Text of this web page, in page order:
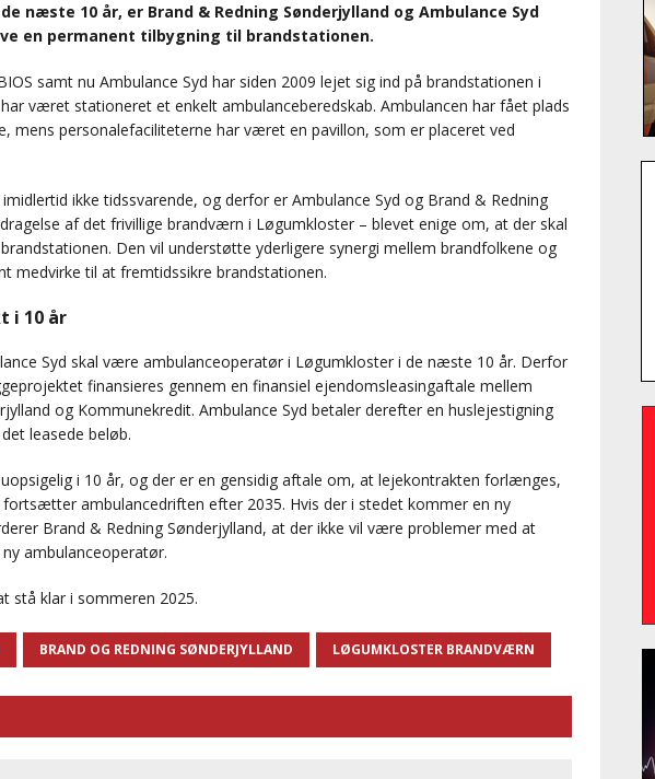
næste 10 år, er Brand & Redning Sønderjylland og Ambulance Syd
en permanent tilbygning til brandstationen.
samt nu Ambulance Syd har siden 2009 lejet sig ind på brandstationen i
været stationeret et enkelt ambulanceberedskab. Ambulancen har fået plads
mens personalefaciliteterne har været en pavillon, som er placeret ved
ikke tidssvarende, og derfor er Ambulance Syd og Brand & Redning
af det frivillige brandværn i Løgumkloster – blevet enige om, at der skal
Den vil understøtte yderligere synergi mellem brandfolkene og
medvirke til at fremtidssikre brandstationen.
i 10 år
Syd skal være ambulanceoperatør i Løgumkloster i de næste 10 år. Derfor
finansieres gennem en finansiel ejendomsleasingaftale mellem
og Kommunekredit. Ambulance Syd betaler derefter en huslejestigning
leasede beløb.
i 10 år, og der er en gensidig aftale om, at lejekontrakten forlænges,
fortsætter ambulancedriften efter 2035. Hvis der i stedet kommer en ny
Brand & Redning Sønderjylland, at der ikke vil være problemer med at
ambulanceoperatør.
stå klar i sommeren 2025.
BRAND OG REDNING SØNDERJYLLAND LØGUMKLOSTER BRANDVÆRN